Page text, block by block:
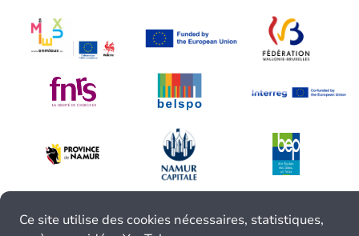
Ce site utilise des cookies nécessaires, statistiques,